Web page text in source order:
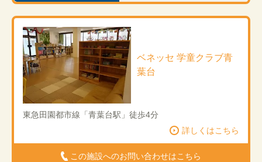
ベネッセ 学童クラブ青
葉台
東急田園都市線「青葉台駅」徒歩4分
詳しくはこちら
この施設へのお問い合わせはこちら